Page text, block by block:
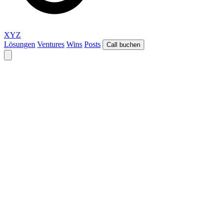
XYZ
Lösungen Ventures Wins Posts Call buchen